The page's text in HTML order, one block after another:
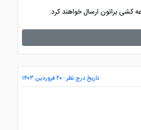
کشی براتون ارسال خواهند کرد.
تاریخ درج نظر : ۲۰ فروردین ۱۴۰۳